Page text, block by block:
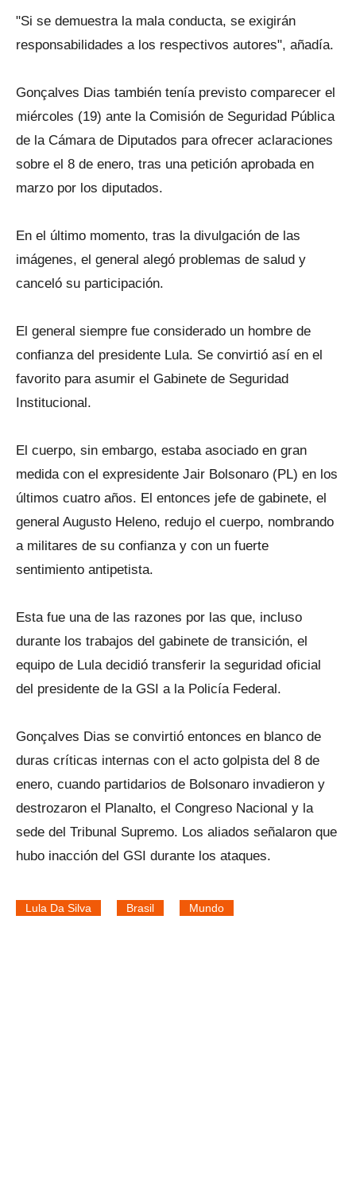
"Si se demuestra la mala conducta, se exigirán
responsabilidades a los respectivos autores", añadía.
Gonçalves Dias también tenía previsto comparecer el
miércoles (19) ante la Comisión de Seguridad Pública
de la Cámara de Diputados para ofrecer aclaraciones
sobre el 8 de enero, tras una petición aprobada en
marzo por los diputados.
En el último momento, tras la divulgación de las
imágenes, el general alegó problemas de salud y
canceló su participación.
El general siempre fue considerado un hombre de
confianza del presidente Lula. Se convirtió así en el
favorito para asumir el Gabinete de Seguridad
Institucional.
El cuerpo, sin embargo, estaba asociado en gran
medida con el expresidente Jair Bolsonaro (PL) en los
últimos cuatro años. El entonces jefe de gabinete, el
general Augusto Heleno, redujo el cuerpo, nombrando
a militares de su confianza y con un fuerte
sentimiento antipetista.
Esta fue una de las razones por las que, incluso
durante los trabajos del gabinete de transición, el
equipo de Lula decidió transferir la seguridad oficial
del presidente de la GSI a la Policía Federal.
Gonçalves Dias se convirtió entonces en blanco de
duras críticas internas con el acto golpista del 8 de
enero, cuando partidarios de Bolsonaro invadieron y
destrozaron el Planalto, el Congreso Nacional y la
sede del Tribunal Supremo. Los aliados señalaron que
hubo inacción del GSI durante los ataques.
Lula Da Silva Brasil Mundo